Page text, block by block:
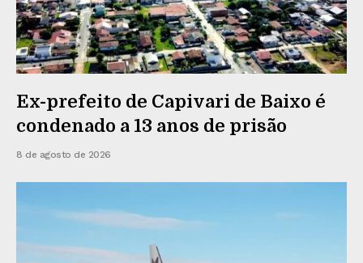
Ex-prefeito de Capivari de Baixo é
condenado a 13 anos de prisão
8 de agosto de 2026